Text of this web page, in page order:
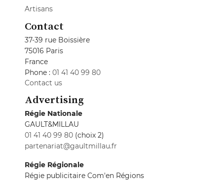
Artisans
Contact
37-39 rue Boissière
75016 Paris
France
Phone : 01 41 40 99 80
Contact us
Advertising
Régie Nationale
GAULT&MILLAU
01 41 40 99 80 (choix 2)
partenariat@gaultmillau.fr
Régie Régionale
Régie publicitaire Com'en Régions